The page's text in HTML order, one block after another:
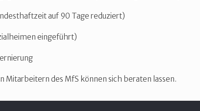
auf 90 Tage reduziert)
eingeführt)
des MfS können sich beraten lassen.